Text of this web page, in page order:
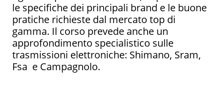
le specifiche dei principali brand e le buone
pratiche richieste dal mercato top di
gamma. Il corso prevede anche un
approfondimento specialistico sulle
trasmissioni elettroniche: Shimano, Sram,
Fsa e Campagnolo.